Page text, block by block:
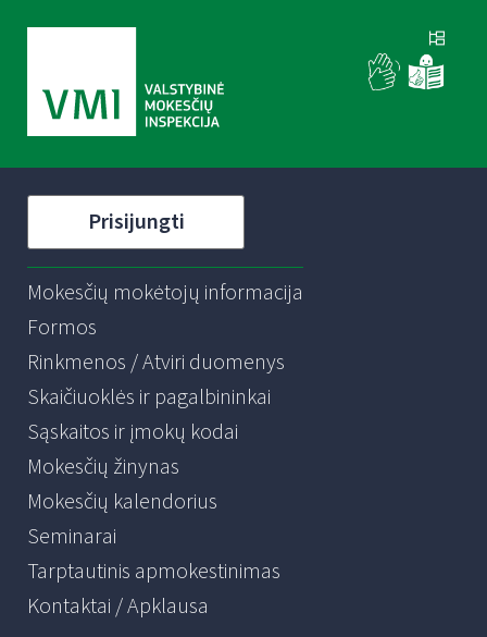
Prisijungti
Mokesčių mokėtojų informacija
Formos
Rinkmenos / Atviri duomenys
Skaičiuoklės ir pagalbininkai
Sąskaitos ir įmokų kodai
Mokesčių žinynas
Mokesčių kalendorius
Seminarai
Tarptautinis apmokestinimas
Kontaktai / Apklausa